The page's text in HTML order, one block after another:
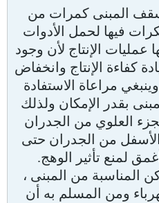
المبنى كمرات من
فيها لحمل الأدوات
عمليات الإنتاج لأن وجود
كفاءة الإنتاج وانخفاض
مراعاة الاستفادة
بقدر الإمكان ولذلك
العلوي من الجدران
الأسفل من الجدران حتى
لمنع تأثير الوهج.
المناسبة من المبنى ،
ومن المسلم به أن